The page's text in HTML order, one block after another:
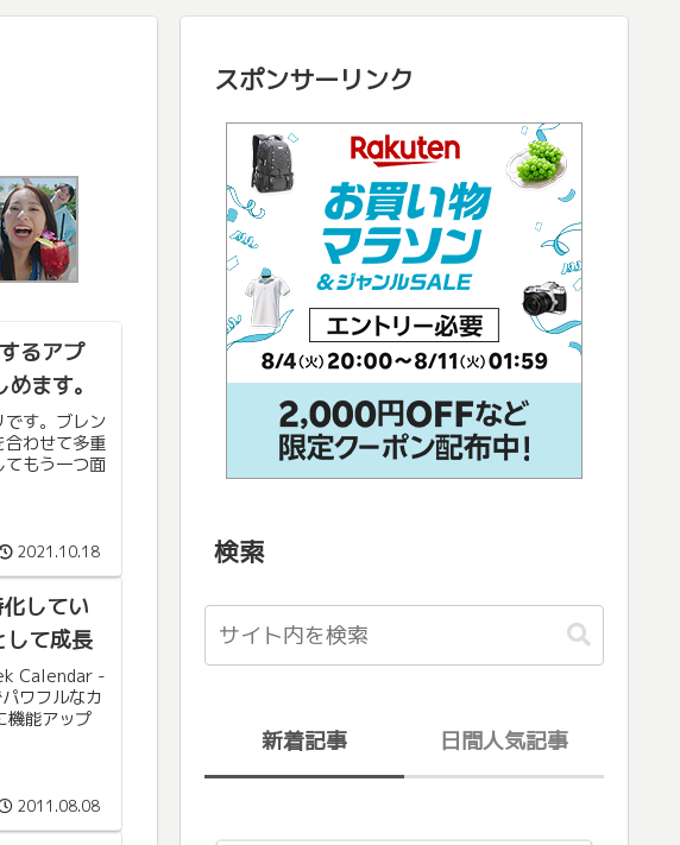
るアプ
ます。
す。ブレン
わせて多重
もう一つ面
2021.10.18
してい
して成長
Calendar -
ワフルなカ
機能アップ
2011.08.08
スポンサーリンク
検索
新着記事 日間人気記事